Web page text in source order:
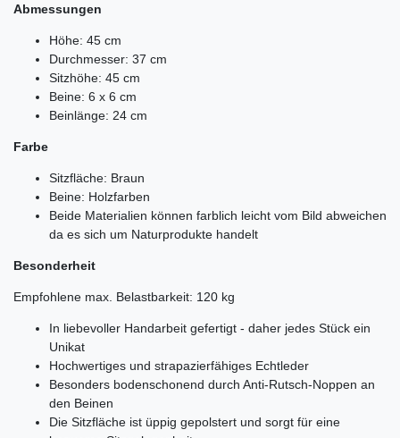
Abmessungen
Höhe: 45 cm
Durchmesser: 37 cm
Sitzhöhe: 45 cm
Beine: 6 x 6 cm
Beinlänge: 24 cm
Farbe
Sitzfläche: Braun
Beine: Holzfarben
Beide Materialien können farblich leicht vom Bild abweichen
da es sich um Naturprodukte handelt
Besonderheit
Empfohlene max. Belastbarkeit: 120 kg
In liebevoller Handarbeit gefertigt - daher jedes Stück ein
Unikat
Hochwertiges und strapazierfähiges Echtleder
Besonders bodenschonend durch Anti-Rutsch-Noppen an
den Beinen
Die Sitzfläche ist üppig gepolstert und sorgt für eine